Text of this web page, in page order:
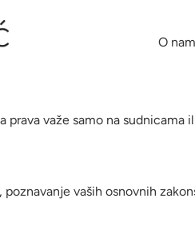
O
prava važe samo na
vaših osnovnih